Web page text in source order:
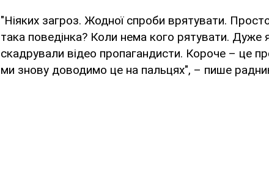
"Ніяких загроз. Жодної спроби врятувати.
така поведінка? Коли нема кого рятувати. Дуже
скадрували відео пропагандисти. Короче – це
ми знову доводимо це на пальцях", – пише